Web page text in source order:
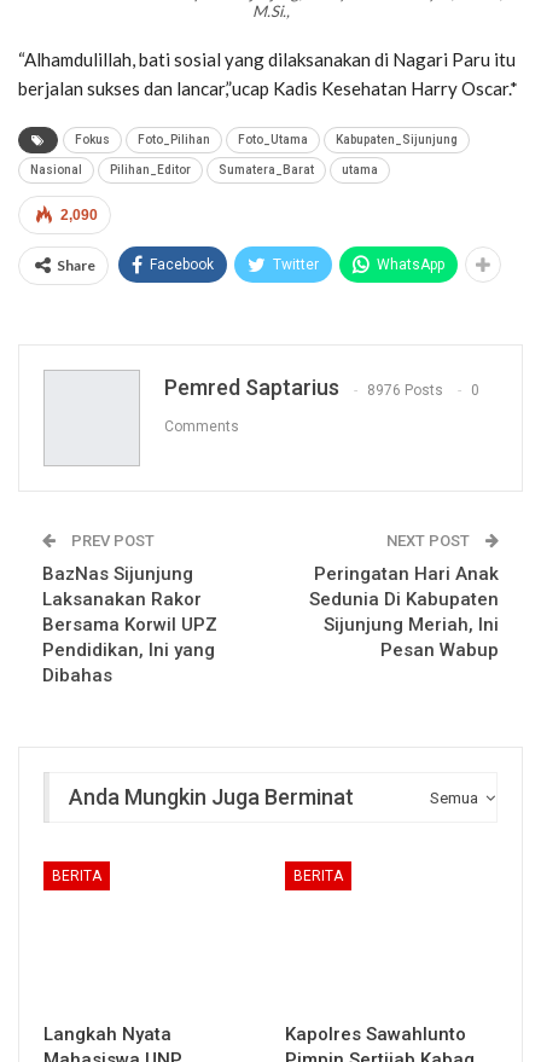
M.Si.,
“Alhamdulillah, bati sosial yang dilaksanakan di Nagari Paru itu
berjalan sukses dan lancar,”ucap Kadis Kesehatan Harry Oscar.*
Fokus Foto_Pilihan Foto_Utama Kabupaten_Sijunjung
Nasional Pilihan_Editor Sumatera_Barat utama
2,090
Share Facebook Twitter WhatsApp
Pemred Saptarius 8976 Posts 0
Comments
PREV POST
BazNas Sijunjung
Laksanakan Rakor
Bersama Korwil UPZ
Pendidikan, Ini yang
Dibahas
NEXT POST
Peringatan Hari Anak
Sedunia Di Kabupaten
Sijunjung Meriah, Ini
Pesan Wabup
Semua
Anda Mungkin Juga Berminat
BERITA
Langkah Nyata
BERITA
Kapolres Sawahlunto